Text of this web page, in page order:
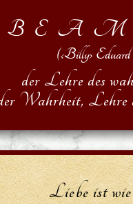
(‹Billy›
der Lehre des
Wahrheit, Lehre
Liebe ist